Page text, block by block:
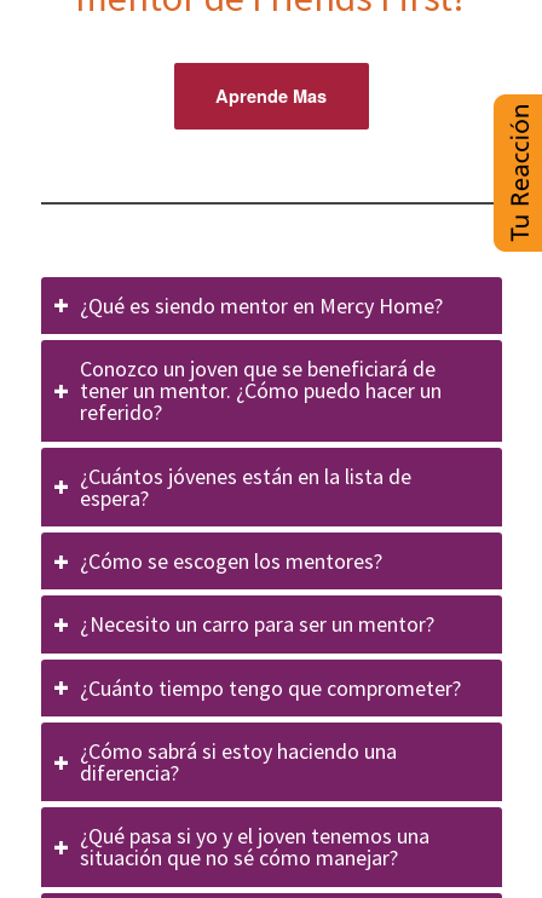
Aprende Mas
¿Qué es siendo mentor en Mercy Home?
Conozco un joven que se beneficiará de
tener un mentor. ¿Cómo puedo hacer un
referido?
¿Cuántos jóvenes están en la lista de
espera?
¿Cómo se escogen los mentores?
¿Necesito un carro para ser un mentor?
¿Cuánto tiempo tengo que comprometer?
¿Cómo sabrá si estoy haciendo una
diferencia?
¿Qué pasa si yo y el joven tenemos una
situación que no sé cómo manejar?